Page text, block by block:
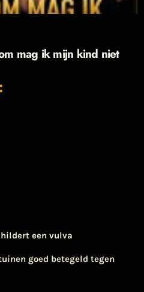
mag ik mijn kind niet
een vulva
goed betegeld tegen